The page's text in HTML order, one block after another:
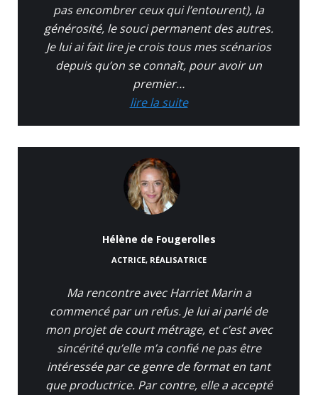
pas encombrer ceux qui l’entourent), la
générosité, le souci permanent des autres.
Je lui ai fait lire je crois tous mes scénarios
depuis qu’on se connaît, pour avoir un
premier…
lire la suite
Hélène de Fougerolles
ACTRICE, RÉALISATRICE
Ma rencontre avec Harriet Marin a
commencé par un refus. Je lui ai parlé de
mon projet de court métrage, et c’est avec
sincérité qu’elle m’a confié ne pas être
intéressée par ce genre de format en tant
que productrice. Par contre, elle a accepté